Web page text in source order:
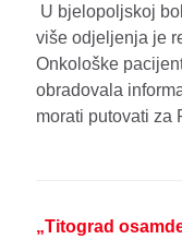
U bjelopoljskoj
više odjeljenja je
Onkološke
obradovala
morati putovati za
„Titograd